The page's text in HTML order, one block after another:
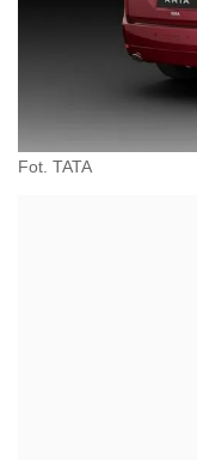
Fot. TATA